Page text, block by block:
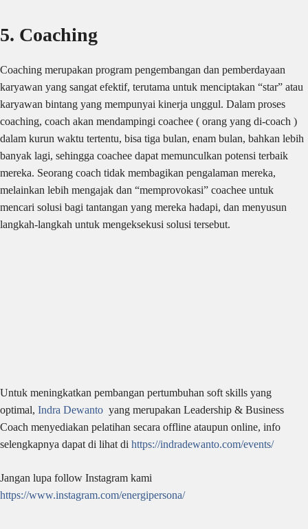
5. Coaching
Coaching merupakan program pengembangan dan pemberdayaan
karyawan yang sangat efektif, terutama untuk menciptakan “star” atau
karyawan bintang yang mempunyai kinerja unggul. Dalam proses
coaching, coach akan mendampingi coachee ( orang yang di-coach )
dalam kurun waktu tertentu, bisa tiga bulan, enam bulan, bahkan lebih
banyak lagi, sehingga coachee dapat memunculkan potensi terbaik
mereka. Seorang coach tidak membagikan pengalaman mereka,
melainkan lebih mengajak dan “memprovokasi” coachee untuk
mencari solusi bagi tantangan yang mereka hadapi, dan menyusun
langkah-langkah untuk mengeksekusi solusi tersebut.
Untuk meningkatkan pembangan pertumbuhan soft skills yang
optimal, Indra Dewanto yang merupakan Leadership & Business
Coach menyediakan pelatihan secara offline ataupun online, info
selengkapnya dapat di lihat di https://indradewanto.com/events/
Jangan lupa follow Instagram kami
https://www.instagram.com/energipersona/